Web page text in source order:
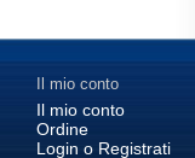
Il mio conto
Il mio conto
Ordine
Login o Registrati